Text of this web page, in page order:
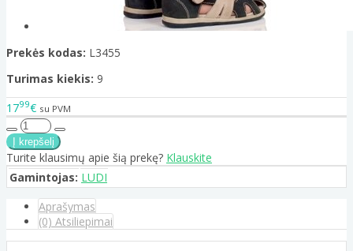
Prekės kodas: L3455
Turimas kiekis: 9
1799€ su PVM
Turite klausimų apie šią prekę? Klauskite
Gamintojas: LUDI
Aprašymas
(0) Atsiliepimai